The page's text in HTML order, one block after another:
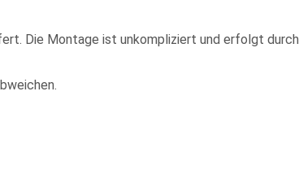
Die Montage ist unkompliziert und erfolgt durch